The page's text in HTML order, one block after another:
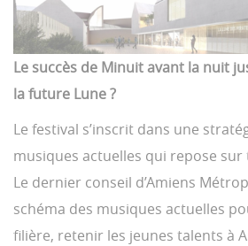
Le succès de Minuit avant la nuit
la future Lune ?
Le festival s’inscrit dans une
musiques actuelles qui repose
Le dernier conseil d’Amiens
schéma des musiques actuelles
filière, retenir les jeunes talents à